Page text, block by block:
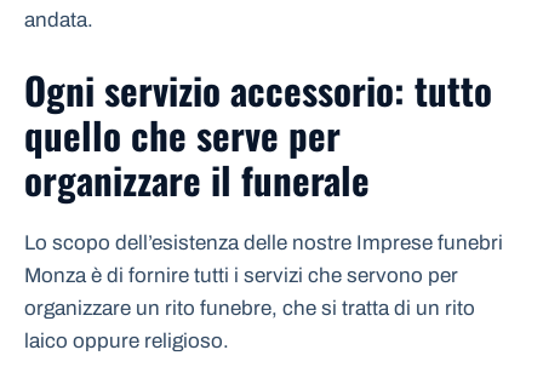
andata.
Ogni servizio accessorio: tutto
quello che serve per
organizzare il funerale
Lo scopo dell’esistenza delle nostre Imprese funebri
Monza è di fornire tutti i servizi che servono per
organizzare un rito funebre, che si tratta di un rito
laico oppure religioso.